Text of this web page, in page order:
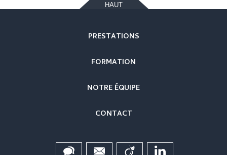
HAUT
PRESTATIONS
FORMATION
NOTRE ÉQUIPE
CONTACT